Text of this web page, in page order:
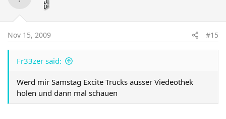
Nov 15, 2009 #15
Fr33zer said:
Werd mir Samstag Excite Trucks ausser Viedeothek
holen und dann mal schauen